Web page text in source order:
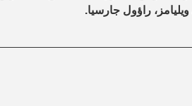
ويليامز، راؤول جارسيا.